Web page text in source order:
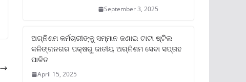
September 3, 2025
ଅଗ୍ନିଶମ କର୍ମଚାରୀଙ୍କୁ ସମ୍ମାନ ଜଣାଇ ଟାଟା ଷ୍ଟିଲ
କଳିଙ୍ଗନଗର ପକ୍ଷରୁ ଜାତୀୟ ଅଗ୍ନିଶମ ସେବା ସପ୍ତାହ
ପାଳିତ
April 15, 2025